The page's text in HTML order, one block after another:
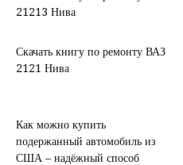
21213 Нива
Скачать книгу по ремонту ВАЗ
2121 Нива
Как можно купить
подержанный автомобиль из
США – надёжный способ